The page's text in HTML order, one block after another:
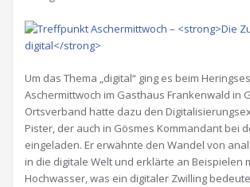
Um das Thema „digital“ ging es beim
Aschermittwoch im Gasthaus Frankenwald in
Ortsverband hatte dazu den
Pister, der auch in Gösmes Kommandant bei
eingeladen. Er erwähnte den Wandel von
in die digitale Welt und erklärte an Beispielen
Hochwasser, was ein digitaler Zwilling